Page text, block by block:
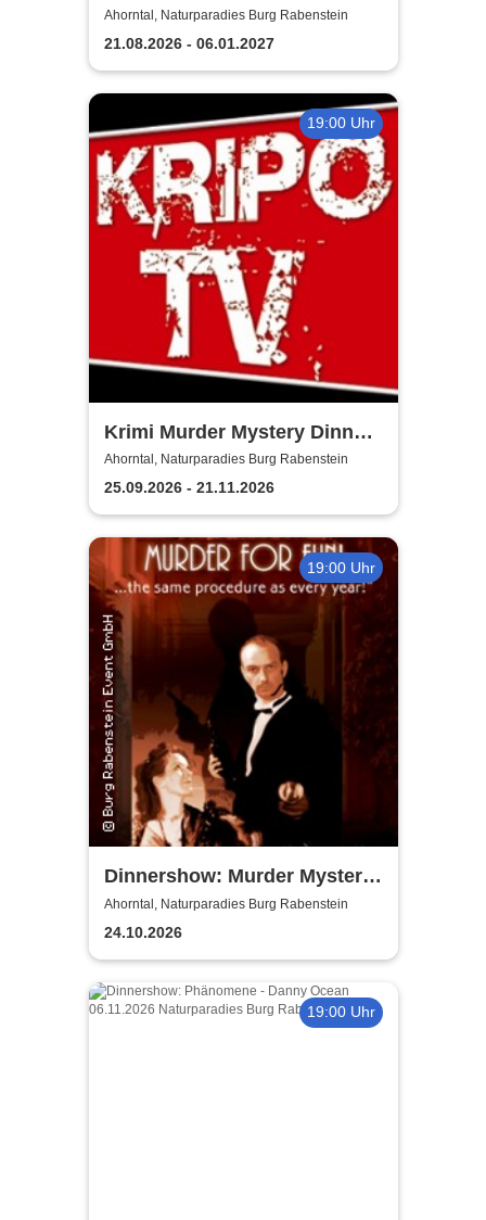
Burgkonzerte
Ahorntal, Naturparadies Burg Rabenstein
21.08.2026 - 06.01.2027
19:00 Uhr
Krimi Murder Mystery Dinner
- Kripo TV
Ahorntal, Naturparadies Burg Rabenstein
25.09.2026 - 21.11.2026
19:00 Uhr
Dinnershow: Murder Mystery
Dinner - Murder for Fun
Ahorntal, Naturparadies Burg Rabenstein
24.10.2026
19:00 Uhr